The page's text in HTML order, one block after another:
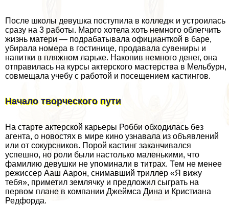
После школы дeвyшка поступила в колледж и устроилась
сразу на 3 работы. Марго хотела хоть немного облегчить
жизнь матери — подpaбатывала официанткой в баре,
убирала номера в гостинице, продавала сувениры и
напитки в пляжном ларьке. Накопив немного денег, она
отправилась на курсы актерского мастерства в Мельбурн,
совмещала учебу с работой и посещением кастингов.
Начало творческого пути
На старте актерской карьеры Робби обходилась без
агента, о новостях в мире кино узнавала из объявлений
или от сокурсников. Порой кастинг заканчивался
успешно, но роли были настолько маленькими, что
фамилию дeвyшки не упоминали в титрах. Тем не менее
режиссер Ааш Аарон, снимавший триллер «Я вижу
тебя», приметил землячку и предложил сыграть на
первом плане в компании Джеймса Дина и Кристиана
Редфорда.